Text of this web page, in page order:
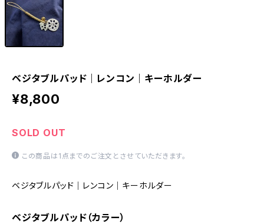
ベジタブルパッド｜レンコン｜キーホルダー
¥8,800
SOLD OUT
この商品は1点までのご注文とさせていただきます。
ベジタブルパッド｜レンコン｜キーホルダー
ベジタブルパッド（カラー）